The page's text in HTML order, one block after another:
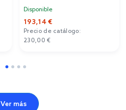
Disponible
193,14 €
Precio de catálogo:
230,00 €
Ver más